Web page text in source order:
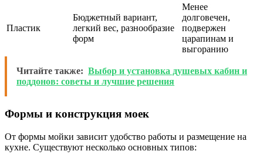
Пластик
Бюджетный вариант,
легкий вес, разнообразие
форм
Менее
долговечен,
подвержен
царапинам и
выгоранию
Читайте также: Выбор и установка душевых кабин и
поддонов: советы и лучшие решения
Формы и конструкция моек
От формы мойки зависит удобство работы и размещение на
кухне. Существуют несколько основных типов: